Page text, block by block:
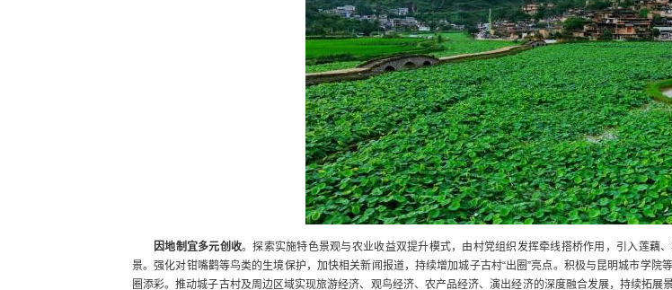
因地制宜多元创收。探索实施特色景观与农业收益双提升模式，由村党组织发挥牵线搭桥作用，引入莲藕
景。强化对钳嘴鹳等鸟类的生境保护，加快相关新闻报道，持续增加城子古村“出圈”亮点。积极与昆明城市学
圈添彩。推动城子古村及周边区域实现旅游经济、观鸟经济、农产品经济、演出经济的深度融合发展，持续拓